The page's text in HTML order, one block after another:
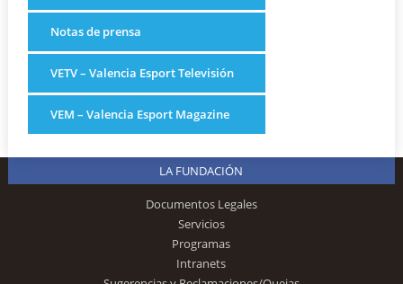
Notas de prensa
VETV – Valencia Esport Televisión
VEM – Valencia Esport Magazine
LA FUNDACIÓN
Documentos Legales
Servicios
Programas
Intranets